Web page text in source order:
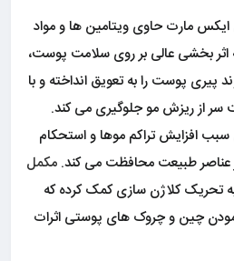
مارت حاوی ویتامین ها و مواد
بخشی عالی بر روی سلامت پوست،
پیری پوست را به تعویق انداخته و با
از ریزش مو جلوگیری می کند.
افزایش تراکم موها و استحکام
عناصر طبیعت محافظت می کند. مکمل
تحریک کلاژن سازی کمک کرده که
چین و چروک های پوستی اثرات